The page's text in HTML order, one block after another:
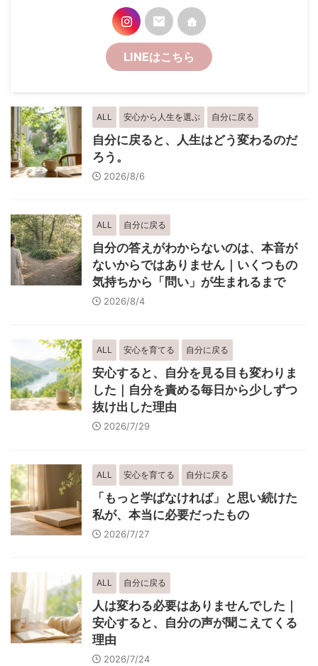
LINEはこちら
ALL 安心から人生を選ぶ 自分に戻る
自分に戻ると、人生はどう変わるのだ
ろう。
2026/8/6
ALL 自分に戻る
自分の答えがわからないのは、本音が
ないからではありません｜いくつもの
気持ちから「問い」が生まれるまで
2026/8/4
ALL 安心を育てる 自分に戻る
安心すると、自分を見る目も変わりま
した｜自分を責める毎日から少しずつ
抜け出した理由
2026/7/29
ALL 安心を育てる 自分に戻る
「もっと学ばなければ」と思い続けた
私が、本当に必要だったもの
2026/7/27
ALL 自分に戻る
人は変わる必要はありませんでした｜
安心すると、自分の声が聞こえてくる
理由
2026/7/24